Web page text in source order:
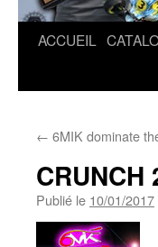
Aller
ACCUEIL
← 6MIK dominate
Publié le 10/01/2017